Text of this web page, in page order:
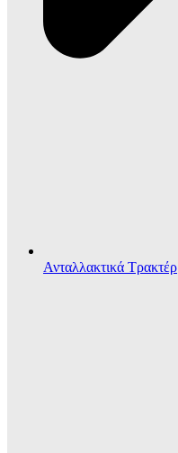
Ανταλλακτικά Τρακτέρ